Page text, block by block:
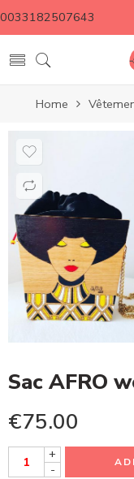
0033182507643
Home
Sac AFRO
€75.00
+
-